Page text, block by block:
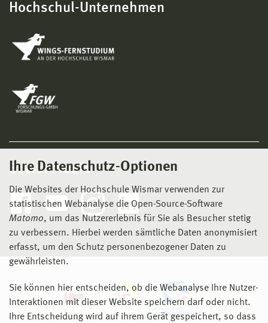
Ihre Datenschutz-Optionen
Die Websites der Hochschule Wismar verwenden zur
statistischen Webanalyse die Open-Source-Software
Matomo, um das Nutzererlebnis für Sie als Besucher stetig
zu verbessern. Hierbei werden sämtliche Daten anonymisiert
erfasst, um den Schutz personenbezogener Daten zu
gewährleisten.
Sie können hier entscheiden, ob die Webanalyse Ihre Nutzer-
Interaktionen mit dieser Website speichern darf oder nicht.
Ihre Entscheidung wird auf ihrem Gerät gespeichert, so dass
Hochschul-Unternehmen
Social Media